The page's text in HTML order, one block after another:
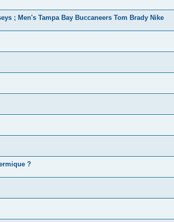
; Men's Tampa Bay Buccaneers Tom Brady Nike
?